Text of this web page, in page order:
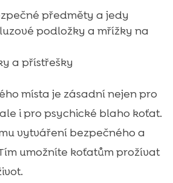
předměty a jedy
podložky a mřížky na
a přístřešky
místa je zásadní nejen pro
i pro psychické blaho koťat.
vytváření bezpečného a
umožníte koťatům prožívat